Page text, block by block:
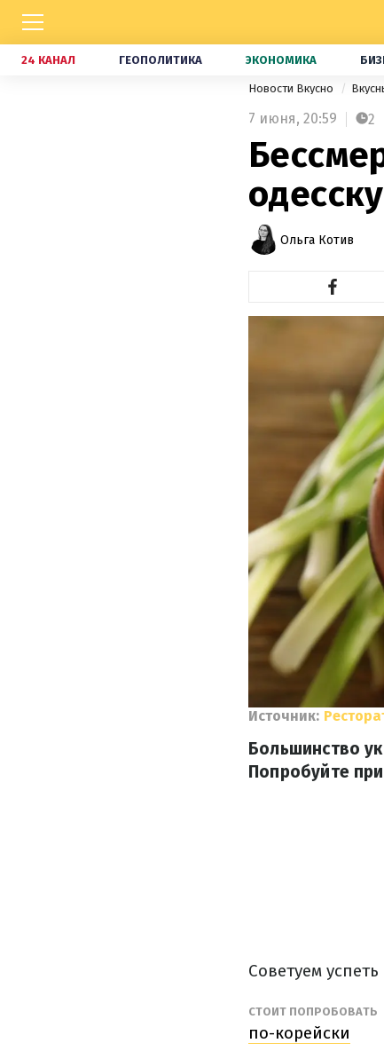
24 КАНАЛ ГЕОПОЛИТИКА ЭКОНОМИКА
Новости Вкусно
7 июня, 20:59 2
Ольга Котив
Источник:
Большинство
Попробуйте
Советуем
СТОИТ ПОПРОБОВАТЬ
по-корейски